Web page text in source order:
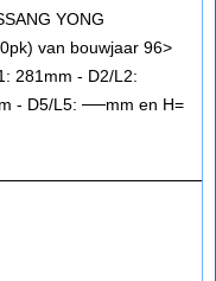
YONG
van bouwjaar 96>
281mm - D2/L2:
- D5/L5: ──mm en H=